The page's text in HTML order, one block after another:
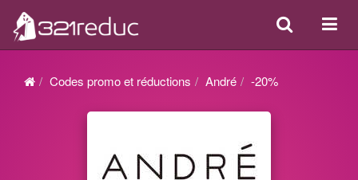
ou
Search
Codes promo et réductions André -20%